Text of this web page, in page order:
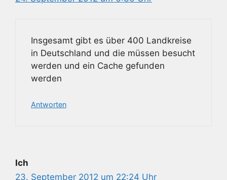
Insgesamt gibt es über 400 Landkreise
in Deutschland und die müssen besucht
werden und ein Cache gefunden
werden
Antworten
Ich
23. September 2012 um 22:24 Uhr